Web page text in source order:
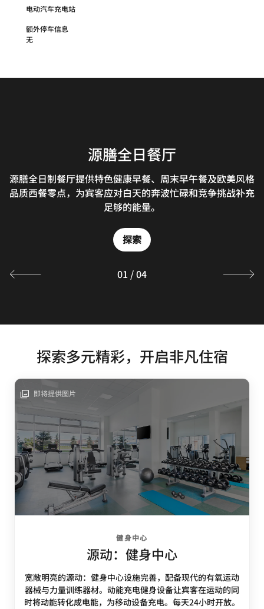
电动汽车充电站
额外停车信息
无
源膳全日餐厅
源膳全日制餐厅提供特色健康早餐、周末早午餐及欧美风格
品质西餐零点，为宾客应对白天的奔波忙碌和竞争挑战补充
足够的能量。
探索
Restore: Gourmet Pantry
前往 Restore 选购外带餐点：外出探索观光苏州美景之
前，先去 Gourmet Pantry 品尝美食。这里有各种当地特
色美食、小吃和饮品，以及品类多样的包装食品，可供您在
客房设施齐全的小厨房内轻松烹饪。
探索
中餐厅
晶苑餐饮品牌，共有8个精心设计的独立VIP包房，提供创
新融合菜、江南特色本帮菜，是重要商务宴请及家人朋友聚
餐的理想场所。
探索
大堂吧
整体氛围闲适通透、自在松弛。明亮大堂暖意融融，暖阳倾
泻入室。全新焕新的室内外空间，兼顾休闲放空、商务会晤
与社交小聚，是太湖科学城独具一格的多功能休憩空间。店
内供应咖啡、茗茶、多款饮品及主题下午茶。
探索
01 /04
探索多元精彩，开启非凡住宿
即将提供图片
健身中心
源动：健身中心
宽敞明亮的源动：健身中心设施完善，配备现代的有氧运动
器械与力量训练器材。动能充电健身设备让宾客在运动的同
时将动能转化成电能，为移动设备充电。每天24小时开放。